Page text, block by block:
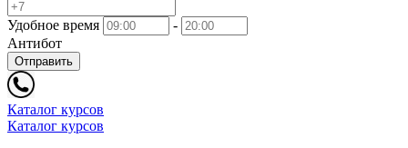
Удобное время
-
Антибот
Отправить
Каталог курсов
Каталог курсов